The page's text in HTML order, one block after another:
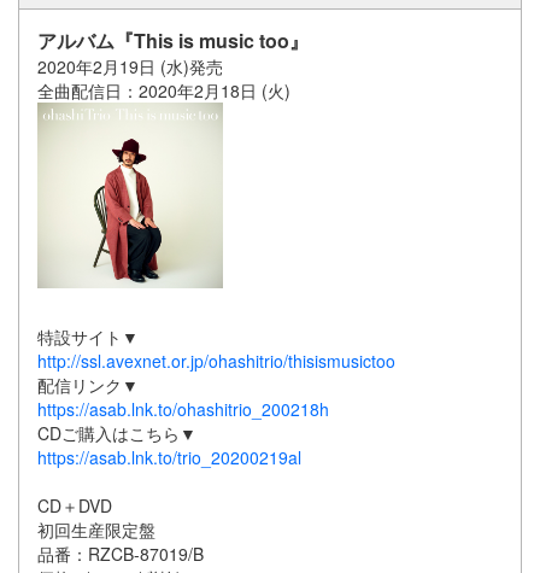
アルバム『This is music too』
2020年2月19日 (水)発売
全曲配信日：2020年2月18日 (火)
特設サイト▼
http://ssl.avexnet.or.jp/ohashitrio/thisismusictoo
配信リンク▼
https://asab.lnk.to/ohashitrio_200218h
CDご購入はこちら▼
https://asab.lnk.to/trio_20200219al
CD＋DVD
初回生産限定盤
品番：RZCB-87019/B